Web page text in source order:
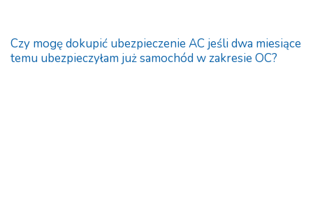
Czy mogę dokupić ubezpieczenie AC jeśli dwa miesiące
temu ubezpieczyłam już samochód w zakresie OC?